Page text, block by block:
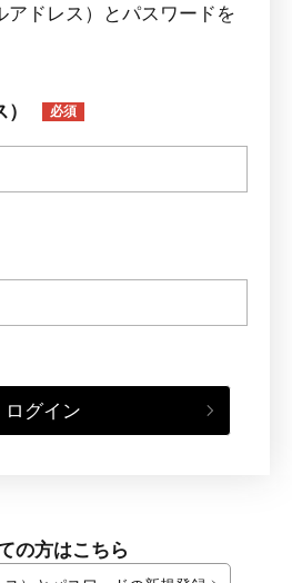
アドレス）とパスワードを
必須
ログイン
の方はこちら